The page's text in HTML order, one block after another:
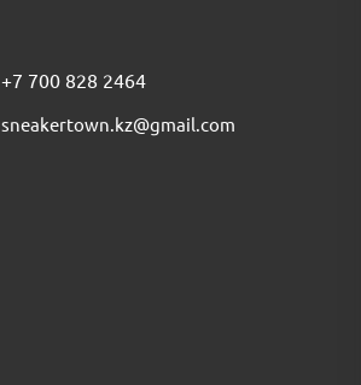
+7 700 828 2464
sneakertown.kz@gmail.com